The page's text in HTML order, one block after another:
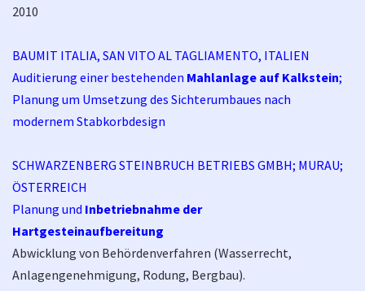
2010
BAUMIT ITALIA, SAN VITO AL TAGLIAMENTO, ITALIEN
Auditierung einer bestehenden Mahlanlage auf Kalkstein;
Planung um Umsetzung des Sichterumbaues nach
modernem Stabkorbdesign
SCHWARZENBERG STEINBRUCH BETRIEBS GMBH; MURAU;
ÖSTERREICH
Planung und Inbetriebnahme der
Hartgesteinaufbereitung
Abwicklung von Behördenverfahren (Wasserrecht,
Anlagengenehmigung, Rodung, Bergbau).